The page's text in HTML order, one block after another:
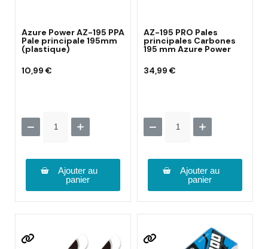
Azure Power AZ-195 PPA
Pale principale 195mm
(plastique)
10,99 €
Ajouter au
panier
AZ-195 PRO Pales
principales Carbones
195 mm Azure Power
34,99 €
Ajouter au
panier